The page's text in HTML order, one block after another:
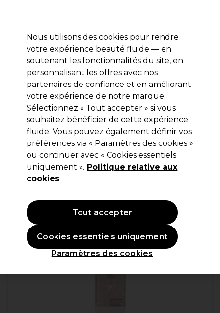
Se connecter
Marques Bons plans 🌟 Coiffure Electro et Matériel
Livraison le lendemain*
Après expédition, du lundi au vendredi
Wella Professionals
Wella Professionals Color Renew Activateur
Liquide 500ml
18,05 €
Nous utilisons des cookies pour rendre
votre expérience beauté fluide — en
soutenant les fonctionnalités du site, en
personnalisant les offres avec nos
partenaires de confiance et en améliorant
votre expérience de notre marque.
Sélectionnez « Tout accepter » si vous
souhaitez bénéficier de cette expérience
fluide. Vous pouvez également définir vos
préférences via « Paramètres des cookies »
ou continuer avec « Cookies essentiels
uniquement ». Politique relative aux
cookies
Paramètres des cookies
Cookies essentiels uniquement
Tout accepter